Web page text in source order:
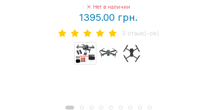
Нет в наличии
1395.00 грн.
3 отзыв(-ов)